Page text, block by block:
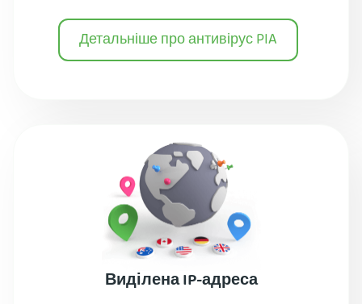
Детальніше про антивірус PIA
Виділена IP-адреса